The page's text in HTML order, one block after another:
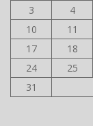
3
4
10
11
17
18
24
25
31